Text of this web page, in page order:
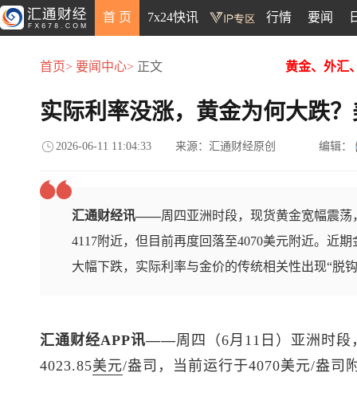
首 页 7x24快讯 行情 要闻
首页> 要闻中心> 正文 黄金、外汇
实际利率没涨，黄金为何大跌
2026-06-11 11:04:33 来源：汇通财经原创 编辑：
汇通财经讯——周四亚洲时段，现货黄金宽幅震
4117附近，但目前再度回落至4070美元附近。近
大幅下跌，实际利率与金价的传统相关性出现“脱
汇通财经APP讯——周四（6月11日）亚洲时段
4023.85美元/盎司，当前运行于4070美元/盎司